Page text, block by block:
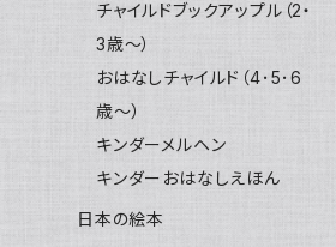
チャイルドブックアップル（2・
3歳～）
おはなしチャイルド（4･5･6
歳～）
キンダーメルヘン
キンダーおはなしえほん
日本の絵本